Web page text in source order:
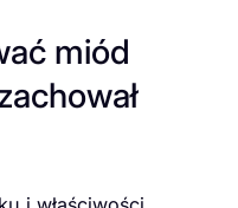
miód